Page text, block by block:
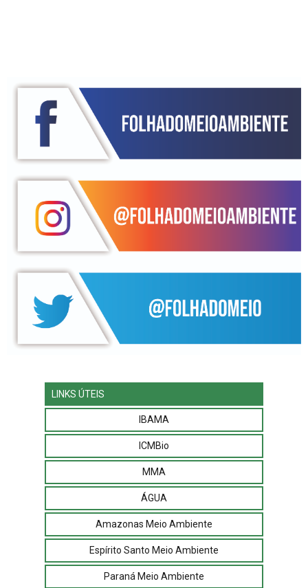
LINKS ÚTEIS
IBAMA
ICMBio
MMA
ÁGUA
Amazonas Meio Ambiente
Espírito Santo Meio Ambiente
Paraná Meio Ambiente